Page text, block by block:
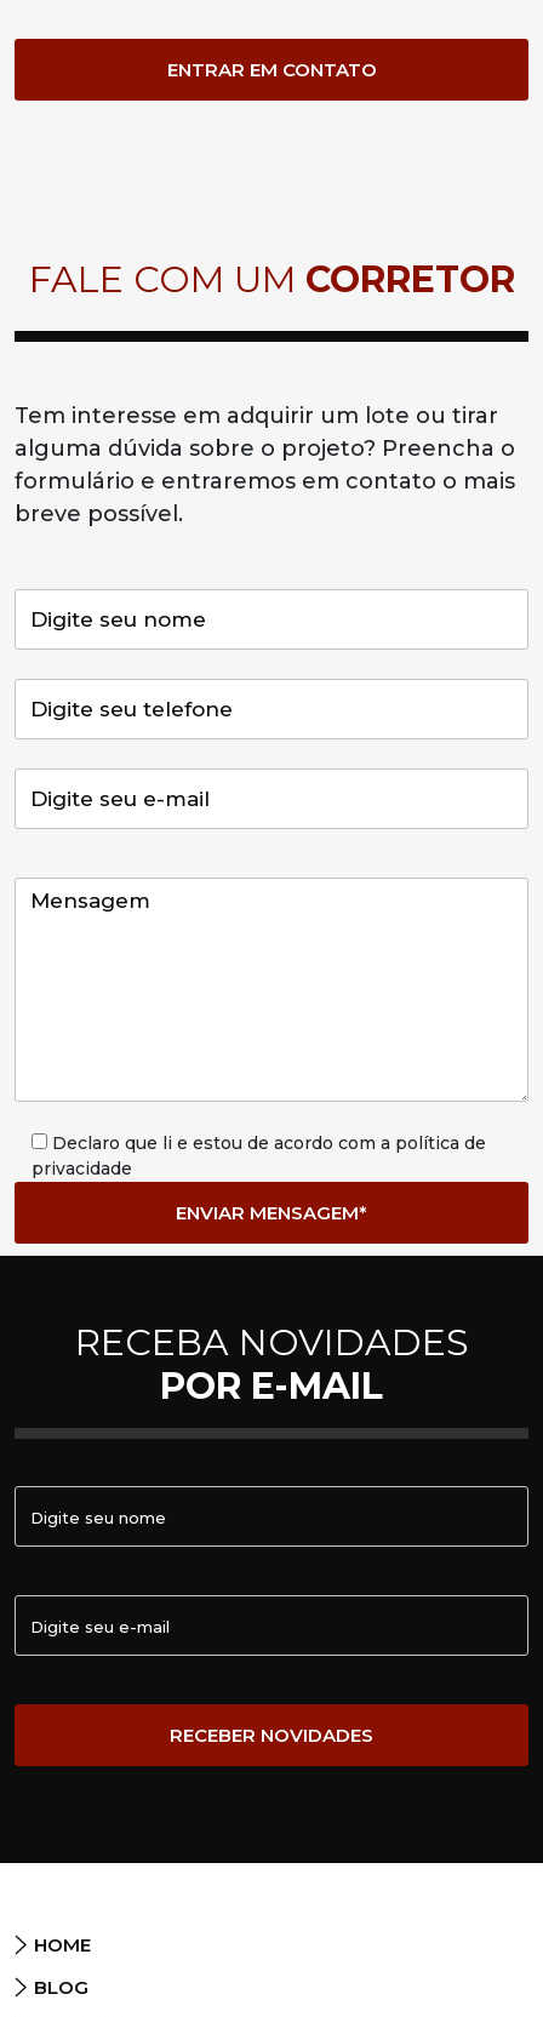
ENTRAR EM CONTATO
FALE COM UM CORRETOR
Tem interesse em adquirir um lote ou tirar
alguma dúvida sobre o projeto? Preencha o
formulário e entraremos em contato o mais
breve possível.
Declaro que li e estou de acordo com a política de
privacidade
RECEBA NOVIDADES
POR E-MAIL
HOME
BLOG